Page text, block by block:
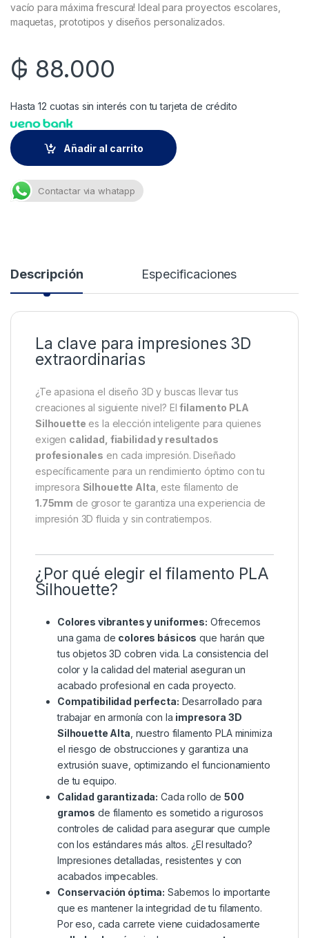
vacío para máxima frescura! Ideal para proyectos escolares,
maquetas, prototipos y diseños personalizados.
₲ 88.000
Hasta 12 cuotas sin interés con tu tarjeta de crédito
Añadir al carrito
Contactar via whatapp
Descripción Especificaciones
La clave para impresiones 3D
extraordinarias
¿Te apasiona el diseño 3D y buscas llevar tus
creaciones al siguiente nivel? Elfilamento PLA
Silhouette es la elección inteligente para quienes
exigen calidad, fiabilidad y resultados
profesionales en cada impresión. Diseñado
específicamente para un rendimiento óptimo con tu
impresora Silhouette Alta , este filamento de
1.75mm de grosor te garantiza una experiencia de
impresión 3D fluida y sin contratiempos.
¿Por qué elegir el filamento PLA
Silhouette?
Colores vibrantes y uniformes: Ofrecemos
una gama de colores básicos que harán que
tus objetos 3D cobren vida. La consistencia del
color y la calidad del material aseguran un
acabado profesional en cada proyecto.
Compatibilidad perfecta: Desarrollado para
trabajar en armonía con la impresora 3D
Silhouette Alta , nuestro filamento PLA minimiza
el riesgo de obstrucciones y garantiza una
extrusión suave, optimizando el funcionamiento
de tu equipo.
Calidad garantizada: Cada rollo de500
gramos de filamento es sometido a rigurosos
controles de calidad para asegurar que cumple
con los estándares más altos. ¿El resultado?
Impresiones detalladas, resistentes y con
acabados impecables.
Conservación óptima: Sabemos lo importante
que es mantener la integridad de tu filamento.
Por eso, cada carrete viene cuidadosamente